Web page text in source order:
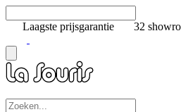
Laagste prijsgarantie 32